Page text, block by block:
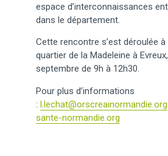
espace d’interconnaissances
dans le département.
Cette rencontre s’est déroulée
quartier de la Madeleine à
septembre de 9h à 12h30.
Pour plus d’informations
: l.lechat@orscreainormandie.org
sante-normandie.org